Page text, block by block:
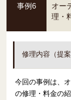
事例6
オー
理・
修理内容（提案
今回の事例は、
の修理・料金の紹